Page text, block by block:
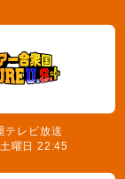
テレビ放送
曜日 22:45